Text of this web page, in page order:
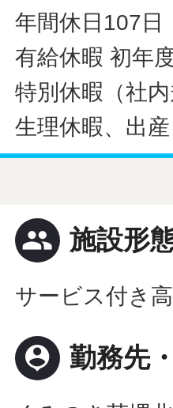
年間休日107日
有給休暇 初年
特別休暇（社
生理休暇、出
people 施設形
サービス付き
person_pin 勤務先